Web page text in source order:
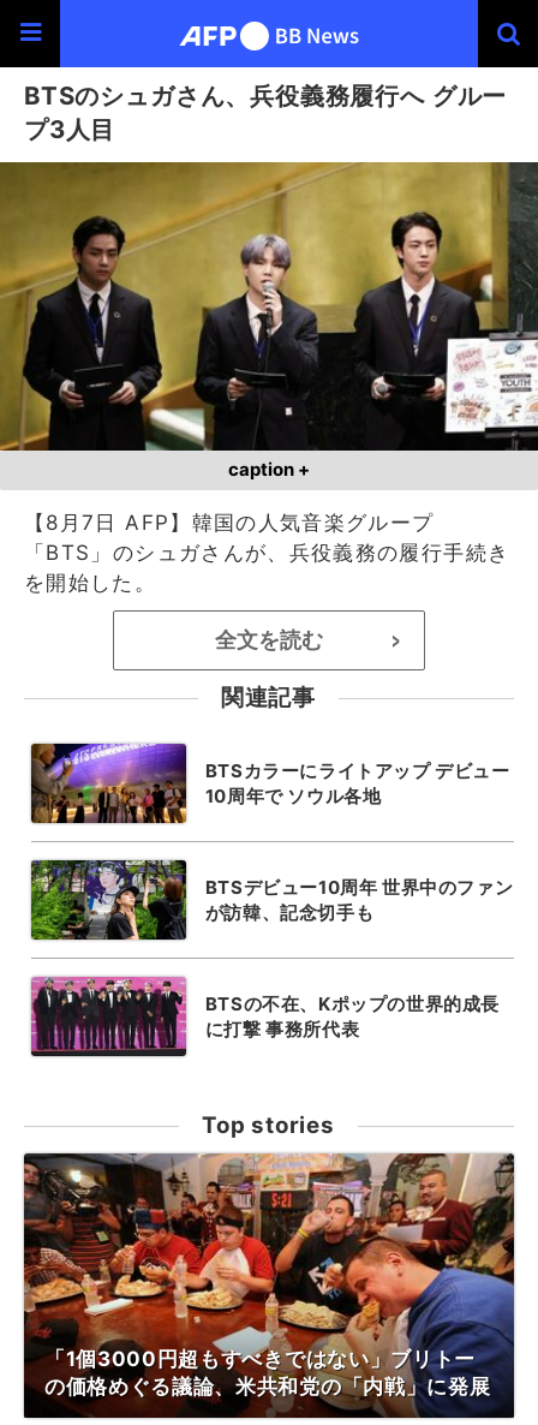
BTSのシュガさん、兵役義務履行へ グルー
プ3人目
caption +
【8月7日 AFP】韓国の人気音楽グループ
「BTS」のシュガさんが、兵役義務の履行手続き
を開始した。
全文を読む >
関連記事
BTSカラーにライトアップ デビュー
10周年で ソウル各地
BTSデビュー10周年 世界中のファン
が訪韓、記念切手も
BTSの不在、Kポップの世界的成長
に打撃 事務所代表
Top stories
「1個3000円超もすべきではない」ブリトー
の価格めぐる議論、米共和党の「内戦」に発展